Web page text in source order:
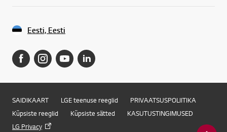
Eesti, Eesti
SAIDIKAART LGE teenuse reeglid
PRIVAATSUSPOLIITIKA
Küpsiste reeglid
Küpsiste sätted
KASUTUSTINGIMUSED
LG Privacy